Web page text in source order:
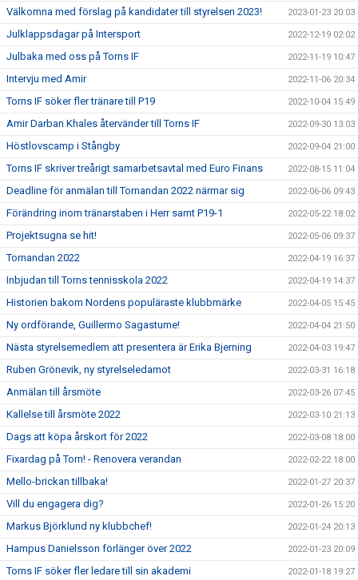
Välkomna med förslag på kandidater till styrelsen 2023! 2023-01-23 20:03
Julklappsdagar på Intersport 2022-12-19 02:02
Julbaka med oss på Torns IF 2022-11-19 10:47
Intervju med Amir 2022-11-06 20:34
Torns IF söker fler tränare till P19 2022-10-04 15:49
Amir Darban Khales återvänder till Torns IF 2022-09-30 13:03
Höstlovscamp i Stångby 2022-09-04 21:00
Torns IF skriver treårigt samarbetsavtal med Euro Finans 2022-08-15 11:04
Deadline för anmälan till Tornandan 2022 närmar sig 2022-06-06 09:43
Förändring inom tränarstaben i Herr samt P19-1 2022-05-22 18:02
Projektsugna se hit! 2022-05-06 09:37
Tornandan 2022 2022-04-19 16:37
Inbjudan till Torns tennisskola 2022 2022-04-19 14:37
Historien bakom Nordens populäraste klubbmärke 2022-04-05 15:45
Ny ordförande, Guillermo Sagastume! 2022-04-04 21:50
Nästa styrelsemedlem att presentera är Erika Bjerning 2022-04-03 19:47
Ruben Grönevik, ny styrelseledamot 2022-03-31 16:18
Anmälan till årsmöte 2022-03-26 07:45
Kallelse till årsmöte 2022 2022-03-10 21:13
Dags att köpa årskort för 2022 2022-03-08 18:00
Fixardag på Torn! - Renovera verandan 2022-02-22 18:00
Mello-brickan tillbaka! 2022-01-27 20:37
Vill du engagera dig? 2022-01-26 15:20
Markus Björklund ny klubbchef! 2022-01-24 20:13
Hampus Danielsson förlänger över 2022 2022-01-23 20:09
Torns IF söker fler ledare till sin akademi 2022-01-18 19:27